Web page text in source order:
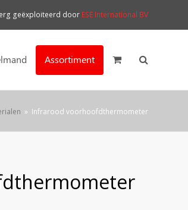
geëxploiteerd door ESE International BV
Assortiment
» Infrarood voorhoofdthermometer